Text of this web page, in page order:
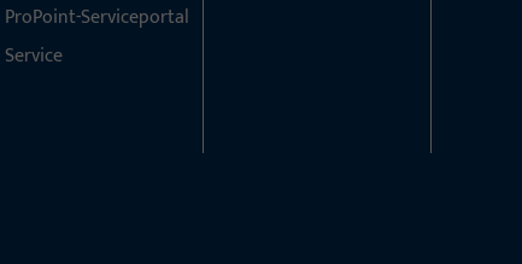
ProPoint-Serviceportal
Service